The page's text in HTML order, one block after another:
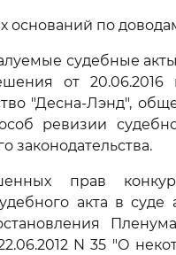
оснований по
судебные акты
от
"Десна-Лэнд",
ревизии
законодательства.
прав
акта в
N 35 "О